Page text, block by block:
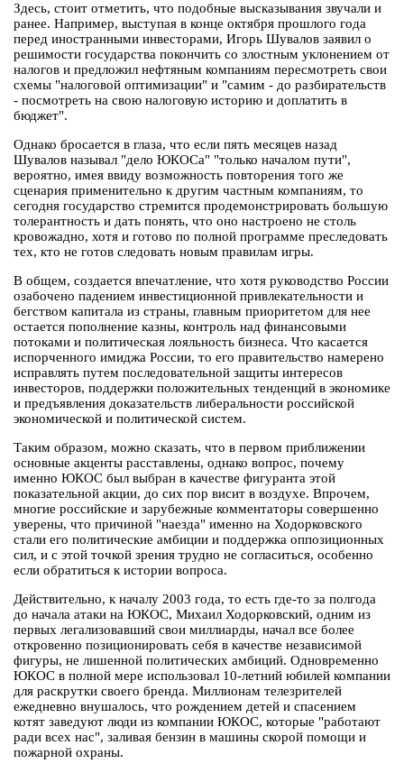
Здесь, стоит отметить, что подобные высказывания звучали и
ранее. Например, выступая в конце октября прошлого года
перед иностранными инвесторами, Игорь Шувалов заявил о
решимости государства покончить со злостным уклонением от
налогов и предложил нефтяным компаниям пересмотреть свои
схемы "налоговой оптимизации" и "самим - до разбирательств
- посмотреть на свою налоговую историю и доплатить в
бюджет".
Однако бросается в глаза, что если пять месяцев назад
Шувалов называл "дело ЮКОСа" "только началом пути",
вероятно, имея ввиду возможность повторения того же
сценария применительно к другим частным компаниям, то
сегодня государство стремится продемонстрировать большую
толерантность и дать понять, что оно настроено не столь
кровожадно, хотя и готово по полной программе преследовать
тех, кто не готов следовать новым правилам игры.
В общем, создается впечатление, что хотя руководство России
озабочено падением инвестиционной привлекательности и
бегством капитала из страны, главным приоритетом для нее
остается пополнение казны, контроль над финансовыми
потоками и политическая лояльность бизнеса. Что касается
испорченного имиджа России, то его правительство намерено
исправлять путем последовательной защиты интересов
инвесторов, поддержки положительных тенденций в экономике
и предъявления доказательств либеральности российской
экономической и политической систем.
Таким образом, можно сказать, что в первом приближении
основные акценты расставлены, однако вопрос, почему
именно ЮКОС был выбран в качестве фигуранта этой
показательной акции, до сих пор висит в воздухе. Впрочем,
многие российские и зарубежные комментаторы совершенно
уверены, что причиной "наезда" именно на Ходорковского
стали его политические амбиции и поддержка оппозиционных
сил, и с этой точкой зрения трудно не согласиться, особенно
если обратиться к истории вопроса.
Действительно, к началу 2003 года, то есть где-то за полгода
до начала атаки на ЮКОС, Михаил Ходорковский, одним из
первых легализовавший свои миллиарды, начал все более
откровенно позиционировать себя в качестве независимой
фигуры, не лишенной политических амбиций. Одновременно
ЮКОС в полной мере использовал 10-летний юбилей компании
для раскрутки своего бренда. Миллионам телезрителей
ежедневно внушалось, что рождением детей и спасением
котят заведуют люди из компании ЮКОС, которые "работают
ради всех нас", заливая бензин в машины скорой помощи и
пожарной охраны.